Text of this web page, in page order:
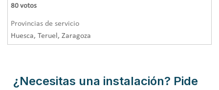
80 votos
Provincias de servicio
Huesca, Teruel, Zaragoza
¿Necesitas una instalación? Pide